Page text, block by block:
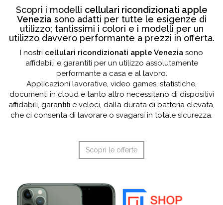
Scopri i modelli cellulari ricondizionati apple
Venezia sono adatti per tutte le esigenze di
utilizzo; tantissimi i colori e i modelli per un
utilizzo davvero performante a prezzi in offerta.
I nostri cellulari ricondizionati apple Venezia sono
affidabili e garantiti per un utilizzo assolutamente
performante a casa e al lavoro.
Applicazioni lavorative, video games, statistiche,
documenti in cloud e tanto altro necessitano di dispositivi
affidabili, garantiti e veloci, dalla durata di batteria elevata,
che ci consenta di lavorare o svagarsi in totale sicurezza.
Scopri le offerte